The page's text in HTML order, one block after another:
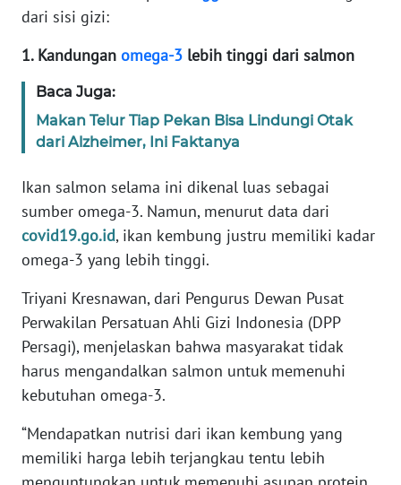
dari sisi gizi:
1. Kandungan omega-3 lebih tinggi dari salmon
Baca Juga:
Makan Telur Tiap Pekan Bisa Lindungi Otak
dari Alzheimer, Ini Faktanya
Ikan salmon selama ini dikenal luas sebagai
sumber omega-3. Namun, menurut data dari
covid19.go.id, ikan kembung justru memiliki kadar
omega-3 yang lebih tinggi.
Triyani Kresnawan, dari Pengurus Dewan Pusat
Perwakilan Persatuan Ahli Gizi Indonesia (DPP
Persagi), menjelaskan bahwa masyarakat tidak
harus mengandalkan salmon untuk memenuhi
kebutuhan omega-3.
“Mendapatkan nutrisi dari ikan kembung yang
memiliki harga lebih terjangkau tentu lebih
MEDIA
KARIR
Wahana
News
Regional
WN
SUMUT
WN
JAKARTA
WN
JABAR